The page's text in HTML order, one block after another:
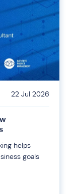
22 Jul 2026
helps
goals